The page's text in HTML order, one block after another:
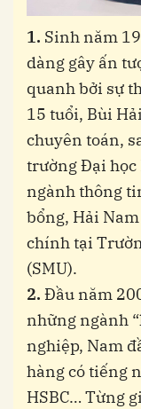
1. Sinh năm
dàng gây ấn
quanh bởi sự
15 tuổi, Bùi
chuyên toán,
trường Đại học
ngành thông
bổng, Hải
chính tại
(SMU).
2. Đầu năm
những ngành
nghiệp, Nam
hàng có tiếng
HSBC… Từng